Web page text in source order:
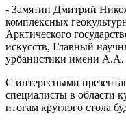
- Замятин Дмитрий
комплексных
Арктического
искусств, Главный
урбанистики имени А.А.
С интересными
специалисты в области
итогам круглого стола